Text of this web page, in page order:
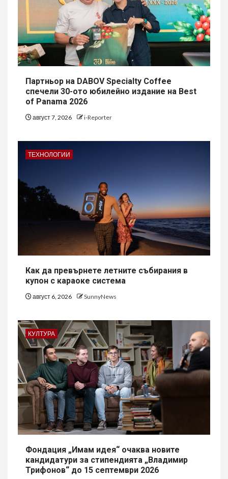
Партньор на DABOV Specialty Coffee
спечели 30-ото юбилейно издание на Best
of Panama 2026
август 7, 2026 i-Reporter
ТЕХНОЛОГИИ
Как да превърнете летните събирания в
купон с караоке система
август 6, 2026 SunnyNews
КУЛТУРА
Фондация „Имам идея“ очаква новите
кандидатури за стипендията „Владимир
Трифонов“ до 15 септември 2026